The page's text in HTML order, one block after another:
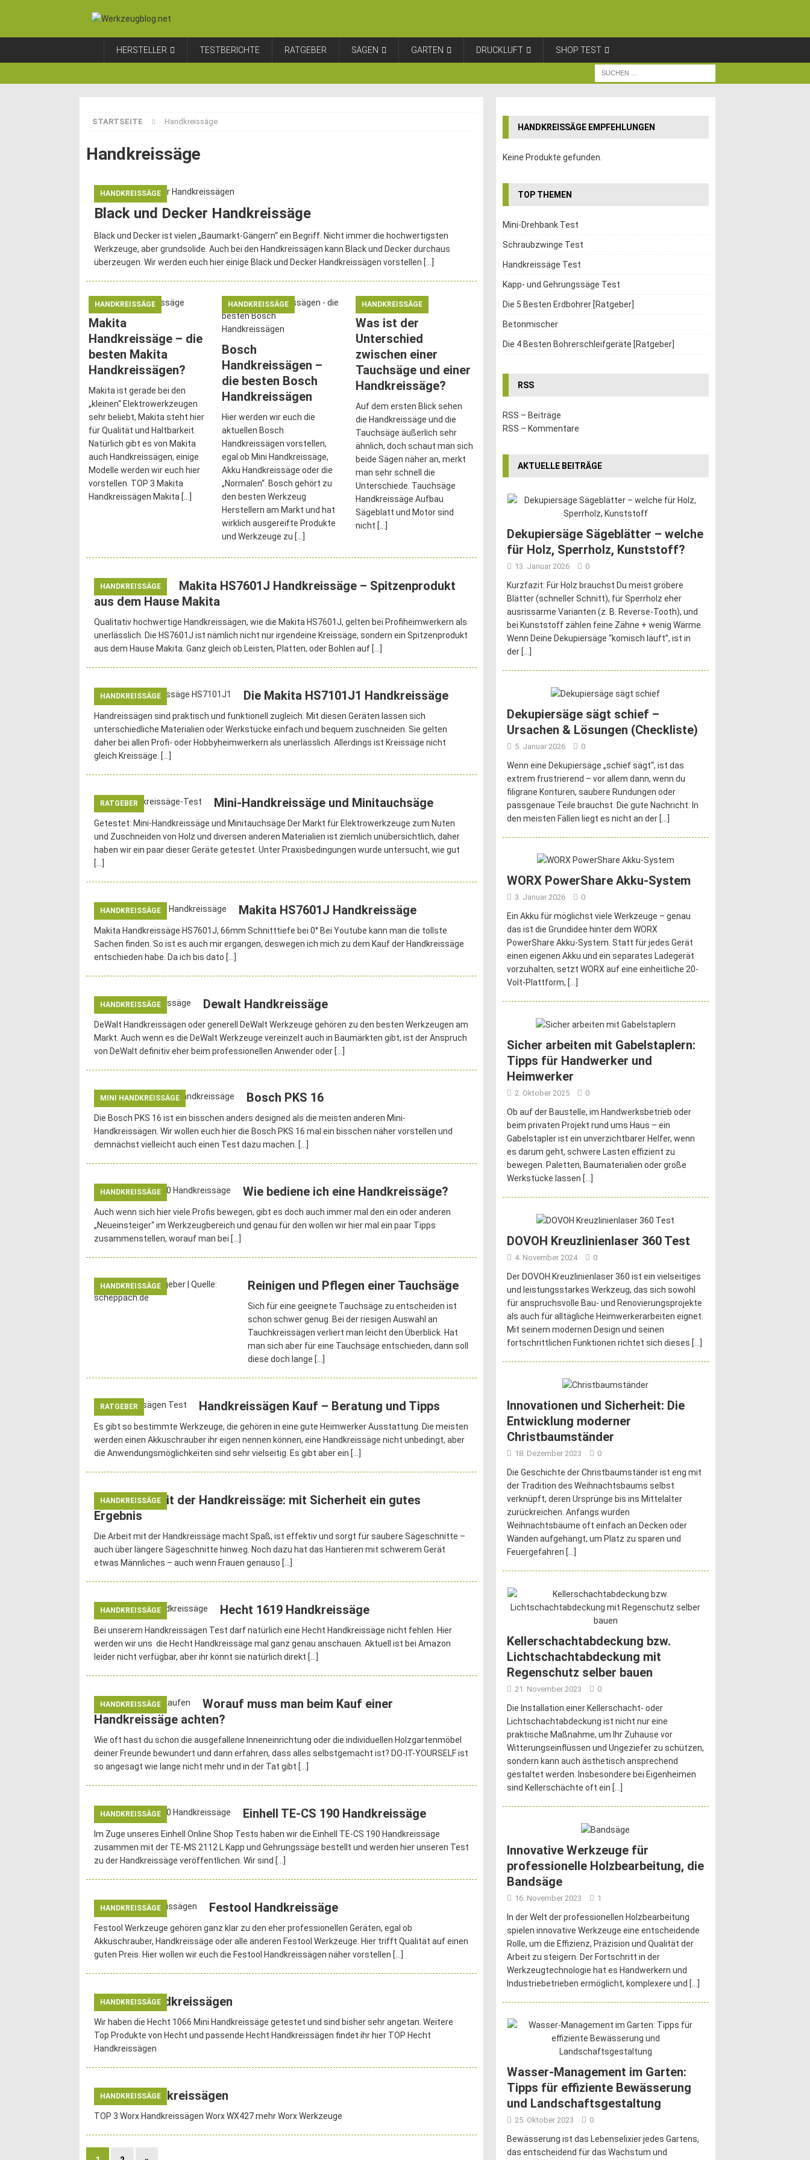
HERSTELLER TESTBERICHTE RATGEBER SÄGEN GARTEN DRUCKLUFT SHOP TEST
STARTSEITE Handkreissäge
Handkreissäge
HANDKREISSÄGE
Black und Decker Handkreissäge
Black und Decker ist vielen „Baumarkt-Gängern“ ein Begriff. Nicht immer die hochwertigsten
Werkzeuge, aber grundsolide. Auch bei den Handkreissägen kann Black und Decker durchaus
überzeugen. Wir werden euch hier einige Black und Decker Handkreissägen vorstellen […]
HANDKREISSÄGE
Makita
Handkreissäge – die
besten Makita
Handkreissägen?
Makita ist gerade bei den
„kleinen“ Elektrowerkzeugen
sehr beliebt, Makita steht hier
für Qualität und Haltbarkeit.
Natürlich gibt es von Makita
auch Handkreissägen, einige
Modelle werden wir euch hier
vorstellen. TOP 3 Makita
Handkreissägen Makita […]
HANDKREISSÄGE
Bosch
Handkreissägen –
die besten Bosch
Handkreissägen
Hier werden wir euch die
aktuellen Bosch
Handkreissägen vorstellen,
egal ob Mini Handkreissäge,
Akku Handkreissäge oder die
„Normalen“. Bosch gehört zu
den besten Werkzeug
Herstellern am Markt und hat
wirklich ausgereifte Produkte
und Werkzeuge zu […]
HANDKREISSÄGE
Was ist der
Unterschied
zwischen einer
Tauchsäge und einer
Handkreissäge?
Auf dem ersten Blick sehen
die Handkreissäge und die
Tauchsäge äußerlich sehr
ähnlich, doch schaut man sich
beide Sägen näher an, merkt
man sehr schnell die
Unterschiede. Tauchsäge
Handkreissäge Aufbau
Sägeblatt und Motor sind
nicht […]
HANDKREISSÄGE
Makita HS7601J Handkreissäge – Spitzenprodukt
aus dem Hause Makita
Qualitativ hochwertige Handkreissägen, wie die Makita HS7601J, gelten bei Profiheimwerkern als
unerlässlich. Die HS7601J ist nämlich nicht nur irgendeine Kreissäge, sondern ein Spitzenprodukt
aus dem Hause Makita. Ganz gleich ob Leisten, Platten, oder Bohlen auf […]
HANDKREISSÄGE Die Makita HS7101J1 Handkreissäge
Handreissägen sind praktisch und funktionell zugleich. Mit diesen Geräten lassen sich
unterschiedliche Materialien oder Werkstücke einfach und bequem zuschneiden. Sie gelten
daher bei allen Profi- oder Hobbyheimwerkern als unerlässlich. Allerdings ist Kreissäge nicht
gleich Kreissäge. […]
RATGEBER Mini-Handkreissäge und Minitauchsäge
Getestet: Mini-Handkreissäge und Minitauchsäge Der Markt für Elektrowerkzeuge zum Nuten
und Zuschneiden von Holz und diversen anderen Materialien ist ziemlich unübersichtlich, daher
haben wir ein paar dieser Geräte getestet. Unter Praxisbedingungen wurde untersucht, wie gut
[…]
HANDKREISSÄGE Makita HS7601J Handkreissäge
Makita Handkreissäge HS7601J, 66mm Schnitttiefe bei 0° Bei Youtube kann man die tollste
Sachen finden. So ist es auch mir ergangen, deswegen ich mich zu dem Kauf der Handkreissäge
entschieden habe. Da ich bis dato […]
HANDKREISSÄGE Dewalt Handkreissäge
DeWalt Handkreissägen oder generell DeWalt Werkzeuge gehören zu den besten Werkzeugen am
Markt. Auch wenn es die DeWalt Werkzeuge vereinzelt auch in Baumärkten gibt, ist der Anspruch
von DeWalt definitiv eher beim professionellen Anwender oder […]
MINI HANDKREISSÄGE Bosch PKS 16
Die Bosch PKS 16 ist ein bisschen anders designed als die meisten anderen Mini-
Handkreissägen. Wir wollen euch hier die Bosch PKS 16 mal ein bisschen näher vorstellen und
demnächst vielleicht auch einen Test dazu machen. […]
HANDKREISSÄGE Wie bediene ich eine Handkreissäge?
Auch wenn sich hier viele Profis bewegen, gibt es doch auch immer mal den ein oder anderen
„Neueinsteiger“ im Werkzeugbereich und genau für den wollen wir hier mal ein paar Tipps
zusammenstellen, worauf man bei […]
HANDKREISSÄGE Reinigen und Pflegen einer Tauchsäge
Sich für eine geeignete Tauchsäge zu entscheiden ist
schon schwer genug. Bei der riesigen Auswahl an
Tauchkreissägen verliert man leicht den Überblick. Hat
man sich aber für eine Tauchsäge entschieden, dann soll
diese doch lange […]
RATGEBER Handkreissägen Kauf – Beratung und Tipps
Es gibt so bestimmte Werkzeuge, die gehören in eine gute Heimwerker Ausstattung. Die meisten
werden einen Akkuschrauber ihr eigen nennen können, eine Handkreissäge nicht unbedingt, aber
die Anwendungsmöglichkeiten sind sehr vielseitig. Es gibt aber ein […]
HANDKREISSÄGE
Arbeiten mit der Handkreissäge: mit Sicherheit ein gutes
Ergebnis
Die Arbeit mit der Handkreissäge macht Spaß, ist effektiv und sorgt für saubere Sägeschnitte –
auch über längere Sägeschnitte hinweg. Noch dazu hat das Hantieren mit schwerem Gerät
etwas Männliches – auch wenn Frauen genauso […]
HANDKREISSÄGE Hecht 1619 Handkreissäge
Bei unserem Handkreissägen Test darf natürlich eine Hecht Handkreissäge nicht fehlen. Hier
werden wir uns die Hecht Handkreissäge mal ganz genau anschauen. Aktuell ist bei Amazon
leider nicht verfügbar, aber ihr könnt sie natürlich direkt […]
HANDKREISSÄGE
Worauf muss man beim Kauf einer
Handkreissäge achten?
Wie oft hast du schon die ausgefallene Inneneinrichtung oder die individuellen Holzgartenmöbel
deiner Freunde bewundert und dann erfahren, dass alles selbstgemacht ist? DO-IT-YOURSELF ist
so angesagt wie lange nicht mehr und in der Tat gibt […]
HANDKREISSÄGE Einhell TE-CS 190 Handkreissäge
Im Zuge unseres Einhell Online Shop Tests haben wir die Einhell TE-CS 190 Handkreissäge
zusammen mit der TE-MS 2112 L Kapp und Gehrungssäge bestellt und werden hier unseren Test
zu der Handkreissäge veröffentlichen. Wir sind […]
HANDKREISSÄGE Festool Handkreissäge
Festool Werkzeuge gehören ganz klar zu den eher professionellen Geräten, egal ob
Akkuschrauber, Handkreissäge oder alle anderen Festool Werkzeuge. Hier trifft Qualität auf einen
guten Preis. Hier wollen wir euch die Festool Handkreissägen näher vorstellen […]
HANDKREISSÄGE
Hecht Handkreissägen
Wir haben die Hecht 1066 Mini Handkreissäge getestet und sind bisher sehr angetan. Weitere
Top Produkte von Hecht und passende Hecht Handkreissägen findet ihr hier TOP Hecht
Handkreissägen
HANDKREISSÄGE
Worx Handkreissägen
TOP 3 Worx Handkreissägen Worx WX427 mehr Worx Werkzeuge
HANDKREISSÄGE EMPFEHLUNGEN
Keine Produkte gefunden.
TOP THEMEN
Mini-Drehbank Test
Schraubzwinge Test
Handkreissäge Test
Kapp- und Gehrungssäge Test
Die 5 Besten Erdbohrer [Ratgeber]
Betonmischer
Die 4 Besten Bohrerschleifgeräte [Ratgeber]
RSS
RSS – Beiträge
RSS – Kommentare
AKTUELLE BEITRÄGE
Dekupiersäge Sägeblätter – welche
für Holz, Sperrholz, Kunststoff?
13. Januar 2026 0
Kurzfazit: Für Holz brauchst Du meist gröbere
Blätter (schneller Schnitt), für Sperrholz eher
ausrissarme Varianten (z. B. Reverse-Tooth), und
bei Kunststoff zählen feine Zähne + wenig Wärme.
Wenn Deine Dekupiersäge “komisch läuft”, ist in
der […]
Dekupiersäge sägt schief –
Ursachen & Lösungen (Checkliste)
5. Januar 2026 0
Wenn eine Dekupiersäge „schief sägt“, ist das
extrem frustrierend – vor allem dann, wenn du
filigrane Konturen, saubere Rundungen oder
passgenaue Teile brauchst. Die gute Nachricht: In
den meisten Fällen liegt es nicht an der […]
WORX PowerShare Akku-System
3. Januar 2026 0
Ein Akku für möglichst viele Werkzeuge – genau
das ist die Grundidee hinter dem WORX
PowerShare Akku-System. Statt für jedes Gerät
einen eigenen Akku und ein separates Ladegerät
vorzuhalten, setzt WORX auf eine einheitliche 20-
Volt-Plattform, […]
Sicher arbeiten mit Gabelstaplern:
Tipps für Handwerker und
Heimwerker
2. Oktober 2025 0
Ob auf der Baustelle, im Handwerksbetrieb oder
beim privaten Projekt rund ums Haus – ein
Gabelstapler ist ein unverzichtbarer Helfer, wenn
es darum geht, schwere Lasten effizient zu
bewegen. Paletten, Baumaterialien oder große
Werkstücke lassen […]
DOVOH Kreuzlinienlaser 360 Test
4. November 2024 0
Der DOVOH Kreuzlinienlaser 360 ist ein vielseitiges
und leistungsstarkes Werkzeug, das sich sowohl
für anspruchsvolle Bau- und Renovierungsprojekte
als auch für alltägliche Heimwerkerarbeiten eignet.
Mit seinem modernen Design und seinen
fortschrittlichen Funktionen richtet sich dieses […]
Innovationen und Sicherheit: Die
Entwicklung moderner
Christbaumständer
18. Dezember 2023 0
Die Geschichte der Christbaumständer ist eng mit
der Tradition des Weihnachtsbaums selbst
verknüpft, deren Ursprünge bis ins Mittelalter
zurückreichen. Anfangs wurden
Weihnachtsbäume oft einfach an Decken oder
Wänden aufgehängt, um Platz zu sparen und
Feuergefahren […]
Kellerschachtabdeckung bzw.
Lichtschachtabdeckung mit
Regenschutz selber bauen
21. November 2023 0
Die Installation einer Kellerschacht- oder
Lichtschachtabdeckung ist nicht nur eine
praktische Maßnahme, um Ihr Zuhause vor
Witterungseinflüssen und Ungeziefer zu schützen,
sondern kann auch ästhetisch ansprechend
gestaltet werden. Insbesondere bei Eigenheimen
sind Kellerschächte oft ein […]
Innovative Werkzeuge für
professionelle Holzbearbeitung, die
Bandsäge
16. November 2023 1
In der Welt der professionellen Holzbearbeitung
spielen innovative Werkzeuge eine entscheidende
Rolle, um die Effizienz, Präzision und Qualität der
Arbeit zu steigern. Der Fortschritt in der
Werkzeugtechnologie hat es Handwerkern und
Industriebetrieben ermöglicht, komplexere und […]
Wasser-Management im Garten:
Tipps für effiziente Bewässerung
und Landschaftsgestaltung
25. Oktober 2023 0
Bewässerung ist das Lebenselixier jedes Gartens,
das entscheidend für das Wachstum und